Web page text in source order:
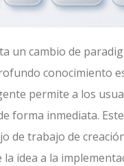
un cambio de
conocimiento
permite a los
forma inmediata.
de trabajo de
idea a la